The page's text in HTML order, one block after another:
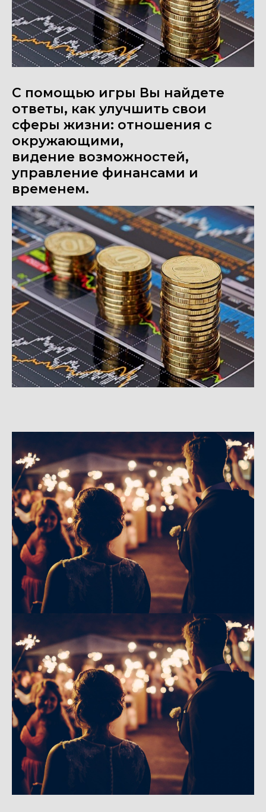
С помощью игры Вы найдете
ответы, как улучшить свои
сферы жизни: отношения с
окружающими,
видение возможностей,
управление финансами и
временем.